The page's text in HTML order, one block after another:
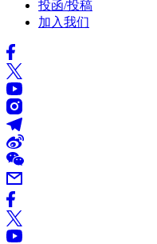
投函/投稿
加入我们